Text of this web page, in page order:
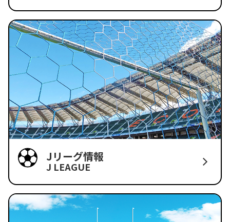
Jリーグ情報
J LEAGUE